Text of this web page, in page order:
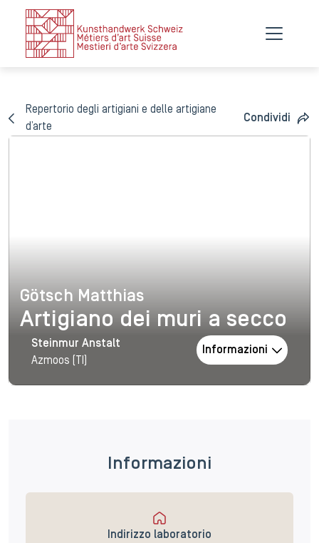
Repertorio degli artigiani e delle artigiane
d’arte
Condividi
Götsch Matthias
Götsch Matthias
Artigiano dei muri a secco
Steinmur Anstalt
Azmoos (TI)
Informazioni
Informazioni
Indirizzo laboratorio